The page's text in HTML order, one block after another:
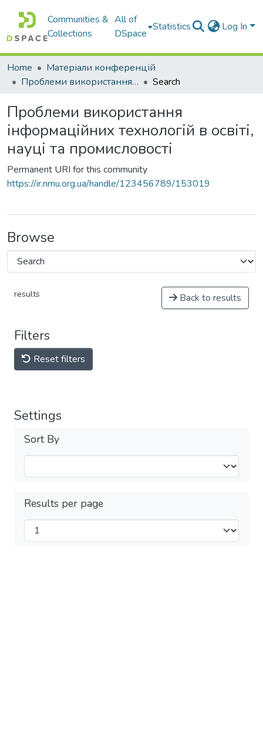
Communities &
Collections
All of
DSpace
Statistics Log In
Home
Матеріали конференцій
Проблеми використання інформаційних технологій в освіті, науці та промисловості
Search
Проблеми використання
інформаційних технологій в освіті,
науці та промисловості
Permanent URI for this community
https://ir.nmu.org.ua/handle/123456789/153019
Browse
results Back to results
Filters
Reset filters
Settings
Sort By
Results per page